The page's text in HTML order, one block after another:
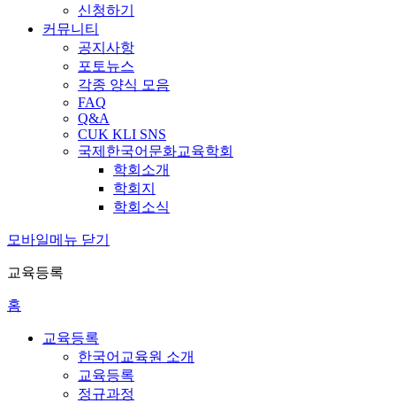
신청하기
커뮤니티
공지사항
포토뉴스
각종 양식 모음
FAQ
Q&A
CUK KLI SNS
국제한국어문화교육학회
학회소개
학회지
학회소식
모바일메뉴 닫기
교육등록
홈
교육등록
한국어교육원 소개
교육등록
정규과정